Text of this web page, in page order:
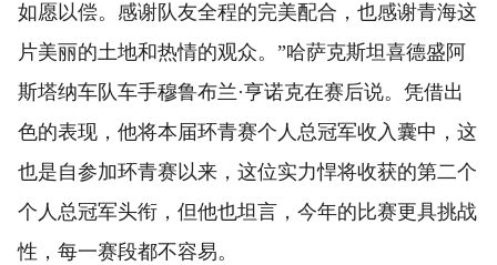
如愿以偿。感谢队友全程的完美配合，也感谢青海这
片美丽的土地和热情的观众。”哈萨克斯坦喜德盛阿
斯塔纳车队车手穆鲁布兰·亨诺克在赛后说。凭借出
色的表现，他将本届环青赛个人总冠军收入囊中，这
也是自参加环青赛以来，这位实力悍将收获的第二个
个人总冠军头衔，但他也坦言，今年的比赛更具挑战
性，每一赛段都不容易。